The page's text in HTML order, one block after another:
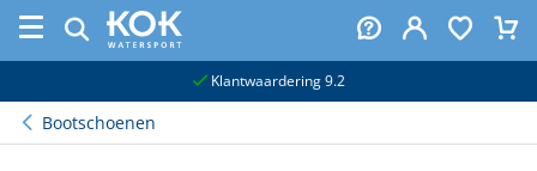
Klantwaardering 9.2
Bootschoenen